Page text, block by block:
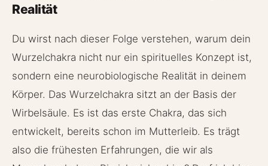
Realität
Du wirst nach dieser Folge verstehen, warum dein
Wurzelchakra nicht nur ein spirituelles Konzept ist,
sondern eine neurobiologische Realität in deinem
Körper. Das Wurzelchakra sitzt an der Basis der
Wirbelsäule. Es ist das erste Chakra, das sich
entwickelt, bereits schon im Mutterleib. Es trägt
also die frühesten Erfahrungen, die wir als